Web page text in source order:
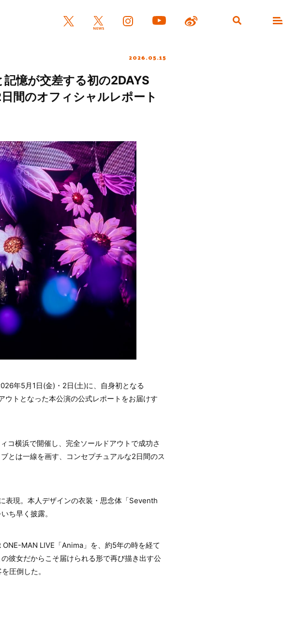
2026.05.15
憶が交差する初の2DAYS
間のオフィシャルレポート
年5月1日(金)・2日(土)に、自身初となる
ウトとなった本公演の公式レポートをお届けす
コ横浜で開催し、完全ソールドアウトで成功さ
とは一線を画す、コンセプチュアルな2日間のス
表現。本人デザインの衣装・思念体「Seventh
ち早く披露。
MAN LIVE「Anima」を、約5年の時を経て
彼女だからこそ届けられる形で再び描き出す公
圧倒した。